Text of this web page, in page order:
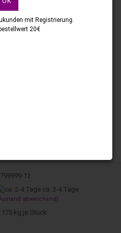
mit Registrierung.
20€
12
ca. 2-4 Tage
abweichend)
kg je Stück